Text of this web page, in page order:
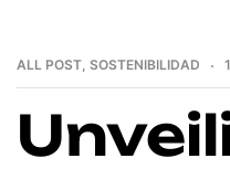
ALL POST, SOSTENIBILIDAD